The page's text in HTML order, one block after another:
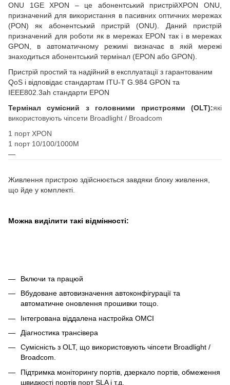
ONU 1GE XPON – це абонентський пристрійXPON ONU,
призначений для використання в пасивних оптичних мережах
(PON) як абонентський пристрій (ONU). Даний пристрій
призначений для роботи як в мережах EPON так і в мережах
GPON, в автоматичному режимі визначає в якій мережі
знаходиться абонентський термінал (EPON або GPON).
Пристрій простий та надійний в експлуатації з гарантованим
QoS і відповідає стандартам ITU-T G.984 GPON та
IEEE802.3ah стандарти EPON
Термінал сумісний з головними пристроями (OLT):які
використовують чіпсети Broadlight / Broadcom
1 порт XPON
1 порт 10/100/1000М
Живлення пристрою здійснюється завдяки блоку живлення,
що йде у комплекті.
Можна виділити такі відмінності:
Включи та працюй
Вбудоване автовизначення автоконфігурації та
автоматичне оновлення прошивки тощо.
Інтегрована віддалена настройка OMCI
Діагностика трансівера
Сумісність з OLT, що використовують чіпсети Broadlight /
Broadcom.
Підтримка моніторингу портів, дзеркало портів, обмеження
швидкості портів порт SLA і т.д.